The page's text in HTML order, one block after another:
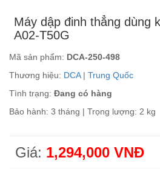
Máy dập đinh thẳng dùng
A02-T50G
Mã sản phẩm: DCA-250-498
Thương hiệu: DCA| Trung Quốc
Tình trạng: Đang có hàng
Bảo hành: 3 tháng | Trọng lượng: 2 kg
Giá: 1,294,000 VNĐ